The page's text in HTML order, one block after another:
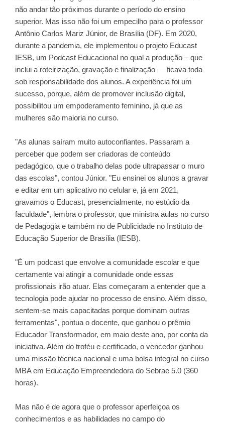
não andar tão próximos durante o período do ensino
superior. Mas isso não foi um empecilho para o professor
Antônio Carlos Mariz Júnior, de Brasília (DF). Em 2020,
durante a pandemia, ele implementou o projeto Educast
IESB, um Podcast Educacional no qual a produção – que
inclui a roteirização, gravação e finalização — ficava toda
sob responsabilidade dos alunos. A experiência foi um
sucesso, porque, além de promover inclusão digital,
possibilitou um empoderamento feminino, já que as
mulheres são maioria no curso.
"As alunas saíram muito autoconfiantes. Passaram a
perceber que podem ser criadoras de conteúdo
pedagógico, que o trabalho delas pode ultrapassar o muro
das escolas", contou Júnior. "Eu ensinei os alunos a gravar
e editar em um aplicativo no celular e, já em 2021,
gravamos o Educast, presencialmente, no estúdio da
faculdade", lembra o professor, que ministra aulas no curso
de Pedagogia e também no de Publicidade no Instituto de
Educação Superior de Brasília (IESB).
"É um podcast que envolve a comunidade escolar e que
certamente vai atingir a comunidade onde essas
profissionais irão atuar. Elas começaram a entender que a
tecnologia pode ajudar no processo de ensino. Além disso,
sentem-se mais capacitadas porque dominam outras
ferramentas", pontua o docente, que ganhou o prêmio
Educador Transformador, em maio deste ano, por conta da
iniciativa. Além do troféu e certificado, o vencedor ganhou
uma missão técnica nacional e uma bolsa integral no curso
MBA em Educação Empreendedora do Sebrae 5.0 (360
horas).
Mas não é de agora que o professor aperfeiçoa os
conhecimentos e as habilidades no campo do